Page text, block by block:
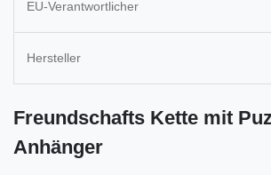
EU-Verantwortlicher
Hersteller
Freundschafts Kette mit
Anhänger